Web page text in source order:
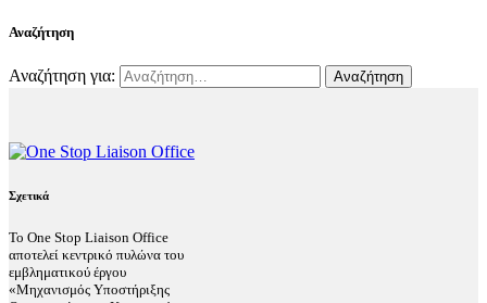
Αναζήτηση
Αναζήτηση για:
Σχετικά
Το One Stop Liaison Office
αποτελεί κεντρικό πυλώνα του
εμβληματικού έργου
«Μηχανισμός Υποστήριξης